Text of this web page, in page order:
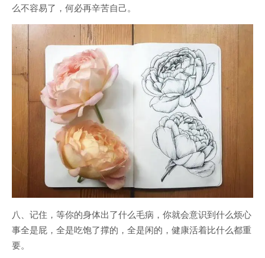
么不容易了，何必再辛苦自己。
八、记住，等你的身体出了什么毛病，你就会意识到什么烦心
事全是屁，全是吃饱了撑的，全是闲的，健康活着比什么都重
要。